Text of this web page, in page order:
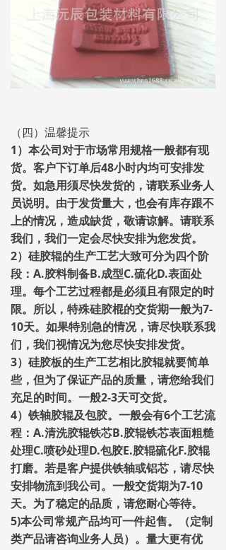
（四）温馨提示
1）本公司对于市场常用规格一般都有现
货。客户下订单后48小时内均可安排发
货。如急用须尽快发货的，请联系业务人
员说明。由于发货量大，也会有库存跟不
上的情况，造成缺货，敬请谅解。请联系
我们，我们一定会尽快安排为您发货。
2）硅胶辊的生产工艺大致可分为四个阶
段：A.胶料制备B.成型C.硫化D.表面处
理。每个工艺过程都是必须且有限定的时
限。所以，特殊硅胶棍的交货期一般为7-
10天。如果特别急的情况，请尽快联系我
们，我们视情况为您尽快安排发货。
3）硅胶板的生产工艺相比胶辊就要简单
些，但为了保证产品的质量，请您给我们
充足的时间。一般2-3天可交货。
4）铁轴胶辊及包胶。一般会有6个工艺流
程：A.清洗胶辊铁芯B.胶辊铁芯表面粗糙
处理C.喷砂处理D.包胶E.胶辊硫化F.胶辊
打磨。若是客户提供铁轴或铝芯，请尽快
安排物流到我公司。一般交货期为7-10
天。为了稳定的品质，请您耐心等待。
5)本公司常规产品均可一件起售。（定制
类产品请咨询业务人员）。量大更有优